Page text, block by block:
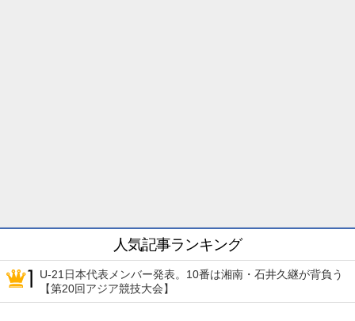
人気記事ランキング
U-21日本代表メンバー発表。10番は湘南・石井久継が背負う
【第20回アジア競技大会】